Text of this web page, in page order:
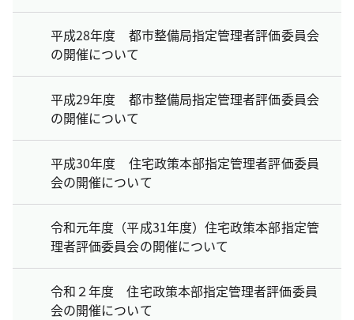
平成28年度 都市整備局指定管理者評価委員会
の開催について
平成29年度 都市整備局指定管理者評価委員会
の開催について
平成30年度 住宅政策本部指定管理者評価委員
会の開催について
令和元年度（平成31年度）住宅政策本部指定管
理者評価委員会の開催について
令和２年度 住宅政策本部指定管理者評価委員
会の開催について